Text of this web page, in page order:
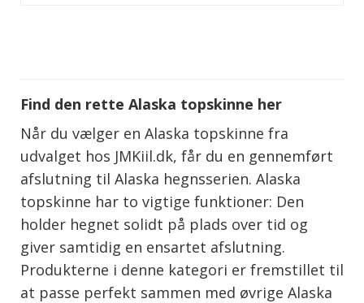
Find den rette Alaska topskinne her
Når du vælger en Alaska topskinne fra
udvalget hos JMKiil.dk, får du en gennemført
afslutning til Alaska hegnsserien. Alaska
topskinne har to vigtige funktioner: Den
holder hegnet solidt på plads over tid og
giver samtidig en ensartet afslutning.
Produkterne i denne kategori er fremstillet til
at passe perfekt sammen med øvrige Alaska